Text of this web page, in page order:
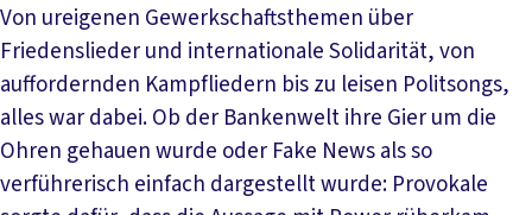
Von ureigenen Gewerkschaftsthemen über
Friedenslieder und internationale Solidarität, von
auffordernden Kampfliedern bis zu leisen Politsongs,
alles war dabei. Ob der Bankenwelt ihre Gier um die
Ohren gehauen wurde oder Fake News als so
verführerisch einfach dargestellt wurde: Provokale